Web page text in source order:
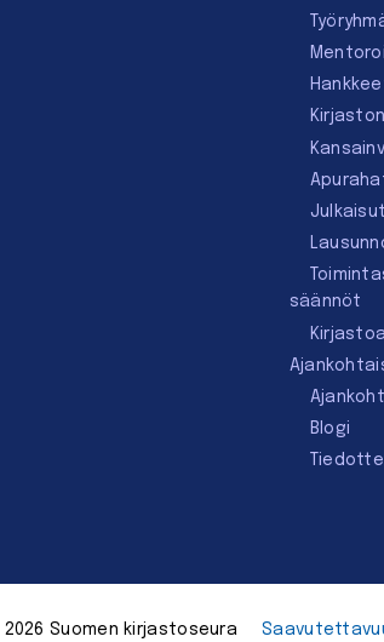
Julkaisut
säännöt
Blogi
Suomen kirjastoseura